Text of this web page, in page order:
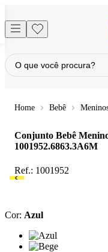
Bebê
Conjunto Bebê
1001952.6863.3A6M
Ref.: 1001952
Cor: Azul
Cor: Azul
Cor: Bege